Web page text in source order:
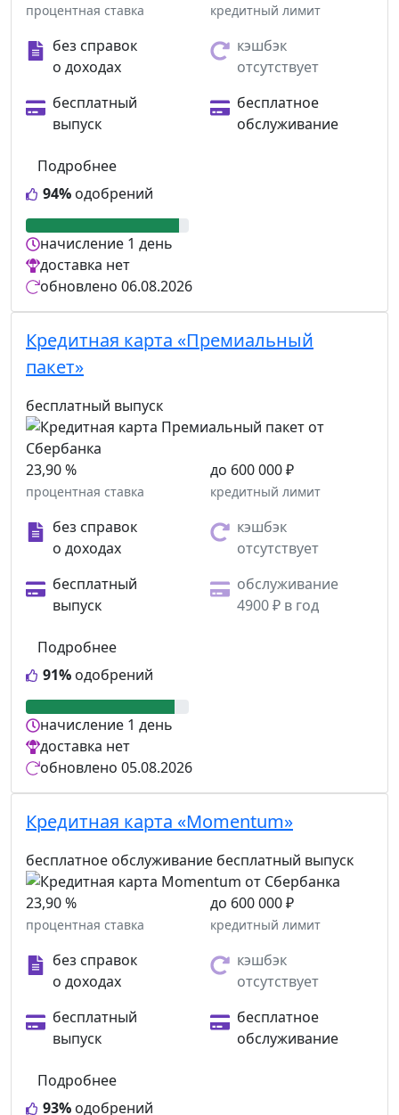
процентная ставка кредитный лимит
без справок
о доходах
кэшбэк
отсутствует
бесплатный
выпуск
бесплатное
обслуживание
94% одобрений
Подробнее
начисление 1 день
доставка нет
обновлено 06.08.2026
Кредитная карта «Премиальный
пакет»
бесплатный выпуск
23,90 %
процентная ставка
до 600 000 ₽
кредитный лимит
без справок
о доходах
кэшбэк
отсутствует
бесплатный
выпуск
обслуживание
4900 ₽ в год
91% одобрений
Подробнее
начисление 1 день
доставка нет
обновлено 05.08.2026
Кредитная карта «Momentum»
бесплатное обслуживание бесплатный выпуск
23,90 %
процентная ставка
до 600 000 ₽
кредитный лимит
без справок
о доходах
кэшбэк
отсутствует
бесплатный
выпуск
бесплатное
обслуживание
93% одобрений
Подробнее